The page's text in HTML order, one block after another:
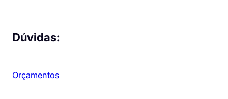
Dúvidas:
Orçamentos